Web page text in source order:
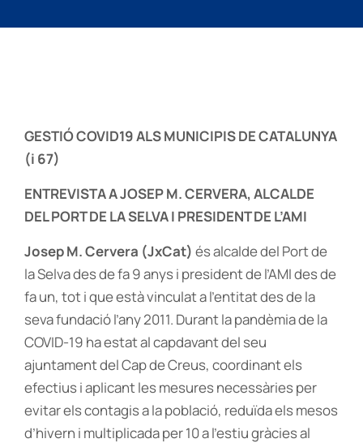
GESTIÓ COVID19 ALS MUNICIPIS DE CATALUNYA
(i 67)
ENTREVISTA A JOSEP M. CERVERA, ALCALDE
DEL PORT DE LA SELVA I PRESIDENT DE L’AMI
Josep M. Cervera (JxCat) és alcalde del Port de
la Selva des de fa 9 anys i president de l’AMI des de
fa un, tot i que està vinculat a l’entitat des de la
seva fundació l’any 2011. Durant la pandèmia de la
COVID-19 ha estat al capdavant del seu
ajuntament del Cap de Creus, coordinant els
efectius i aplicant les mesures necessàries per
evitar els contagis a la població, reduïda els mesos
d’hivern i multiplicada per 10 a l’estiu gràcies al